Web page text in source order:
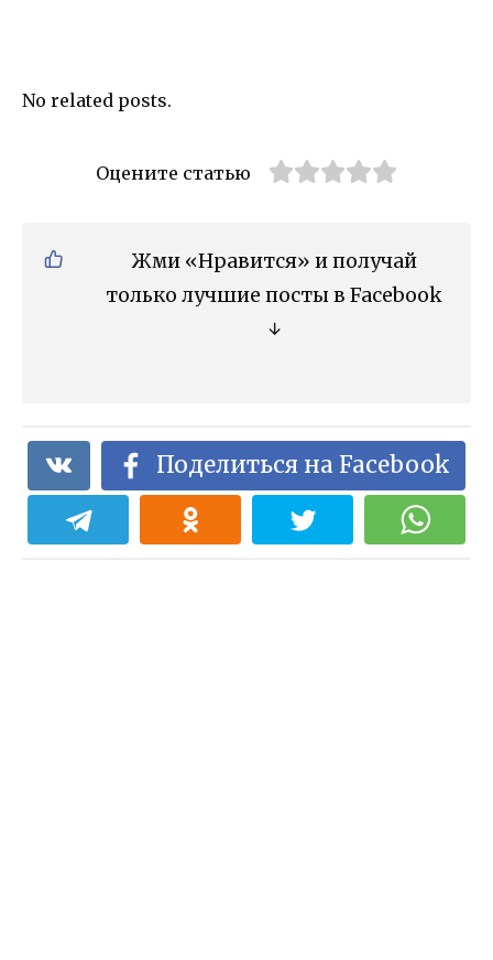
No related posts.
Оцените статью
Жми «Нравится» и получай
только лучшие посты в Facebook
↓
Поделиться на Facebook